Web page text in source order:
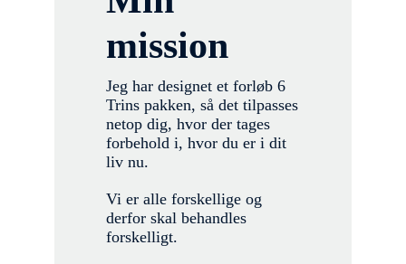
mission
Jeg har designet et forløb 6
Trins pakken, så det tilpasses
netop dig, hvor der tages
forbehold i, hvor du er i dit
liv nu.
Vi er alle forskellige og
derfor skal behandles
forskelligt.